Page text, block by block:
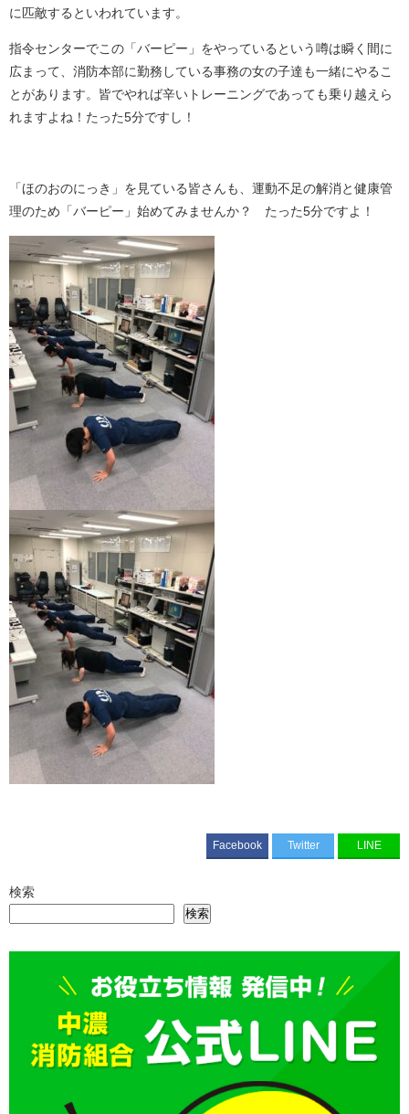
に匹敵するといわれています。
指令センターでこの「バーピー」をやっているという噂は瞬く間に
広まって、消防本部に勤務している事務の女の子達も一緒にやるこ
とがあります。皆でやれば辛いトレーニングであっても乗り越えら
れますよね！たった5分ですし！
「ほのおのにっき」を見ている皆さんも、運動不足の解消と健康管
理のため「バーピー」始めてみませんか？ たった5分ですよ！
Facebook Twitter LINE
検索
検索